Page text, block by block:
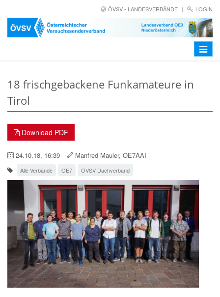
ÖVSV - LANDESVERBÄNDE LOGIN
Toggle
18 frischgebackene Funkamateure in
Tirol
Download PDF
24.10.18, 16:39 Manfred Mauler, OE7AAI
Alle Verbände OE7 ÖVSV Dachverband